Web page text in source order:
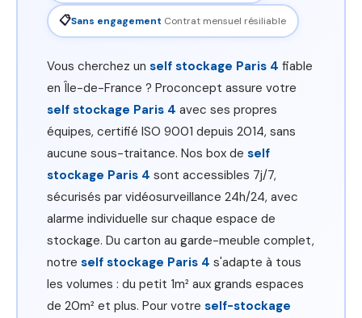
📋Sans engagement Contrat mensuel résiliable
Vous cherchez un self stockage Paris 4 fiable
en Île-de-France ? Proconcept assure votre
self stockage Paris 4 avec ses propres
équipes, certifié ISO 9001 depuis 2014, sans
aucune sous-traitance. Nos box de self
stockage Paris 4 sont accessibles 7j/7,
sécurisés par vidéosurveillance 24h/24, avec
alarme individuelle sur chaque espace de
stockage. Du carton au garde-meuble complet,
notre self stockage Paris 4 s'adapte à tous
les volumes : du petit 1m² aux grands espaces
de 20m² et plus. Pour votre self-stockage